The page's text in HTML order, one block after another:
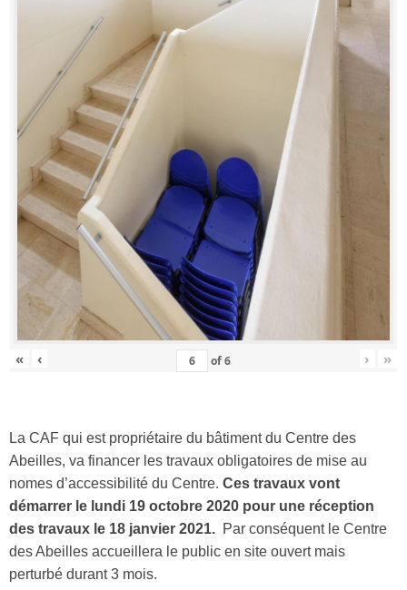
« ‹ of6 › »
La CAF qui est propriétaire du bâtiment du Centre des
Abeilles, va financer les travaux obligatoires de mise au
nomes d’accessibilité du Centre. Ces travaux vont
démarrer le lundi 19 octobre 2020 pour une réception
des travaux le 18 janvier 2021. Par conséquent le Centre
des Abeilles accueillera le public en site ouvert mais
perturbé durant 3 mois.